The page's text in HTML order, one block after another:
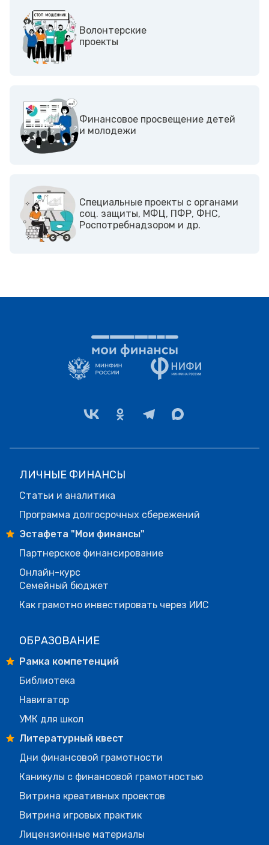
Волонтерские
проекты
Финансовое просвещение детей
и молодежи
Cпециальные проекты с органами
соц. защиты, МФЦ, ПФР, ФНС,
Роспотребнадзором и др.
ЛИЧНЫЕ ФИНАНСЫ
Статьи и аналитика
Программа долгосрочных сбережений
Эстафета "Мои финансы"
Партнерское финансирование
Онлайн-курс
Семейный бюджет
Как грамотно инвестировать через ИИС
ОБРАЗОВАНИЕ
Рамка компетенций
Библиотека
Навигатор
УМК для школ
Литературный квест
Дни финансовой грамотности
Каникулы с финансовой грамотностью
Витрина креативных проектов
Витрина игровых практик
Лицензионные материалы